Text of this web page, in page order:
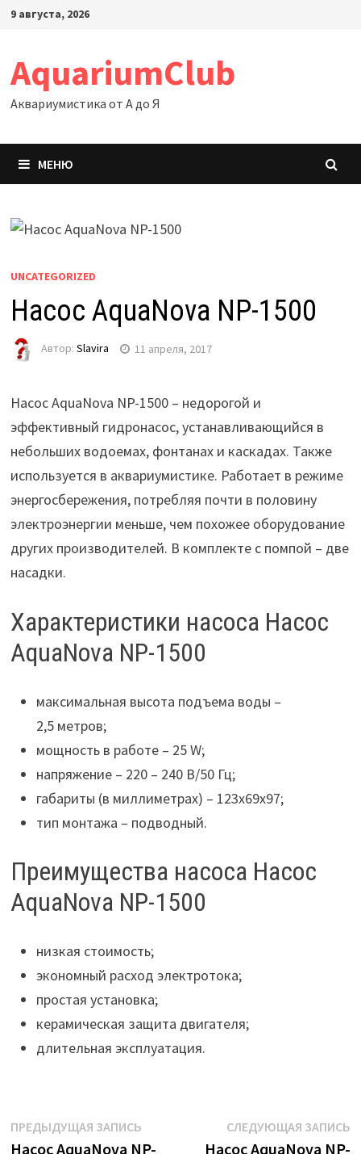
Перейти
9 августа, 2026
AquariumClub
Аквариумистика от А до Я
МЕНЮ
UNCATEGORIZED
Насос AquaNova NP-1500
Автор: Slavira 11 апреля, 2017
Насос AquaNova NP-1500 – недорогой и
эффективный гидронасос, устанавливающийся в
небольших водоемах, фонтанах и каскадах. Также
используется в аквариумистике. Работает в режиме
энергосбережения, потребляя почти в половину
электроэнергии меньше, чем похожее оборудование
других производителей. В комплекте с помпой – две
насадки.
Характеристики насоса Насос
AquaNova NP-1500
максимальная высота подъема воды –
2,5 метров;
мощность в работе – 25 W;
напряжение – 220 – 240 В/50 Гц;
габариты (в миллиметрах) – 123х69х97;
тип монтажа – подводный.
Преимущества насоса Насос
AquaNova NP-1500
низкая стоимость;
экономный расход электротока;
простая установка;
керамическая защита двигателя;
длительная эксплуатация.
Навигация
ПРЕДЫДУЩАЯ ЗАПИСЬПредыдущая
запись:
Насос AquaNova NP-
СЛЕДУЮЩАЯ ЗАПИСЬ
Насос AquaNova NP-